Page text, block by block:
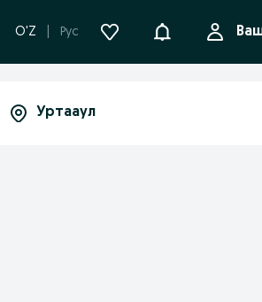
O'Z Рус Уведомления